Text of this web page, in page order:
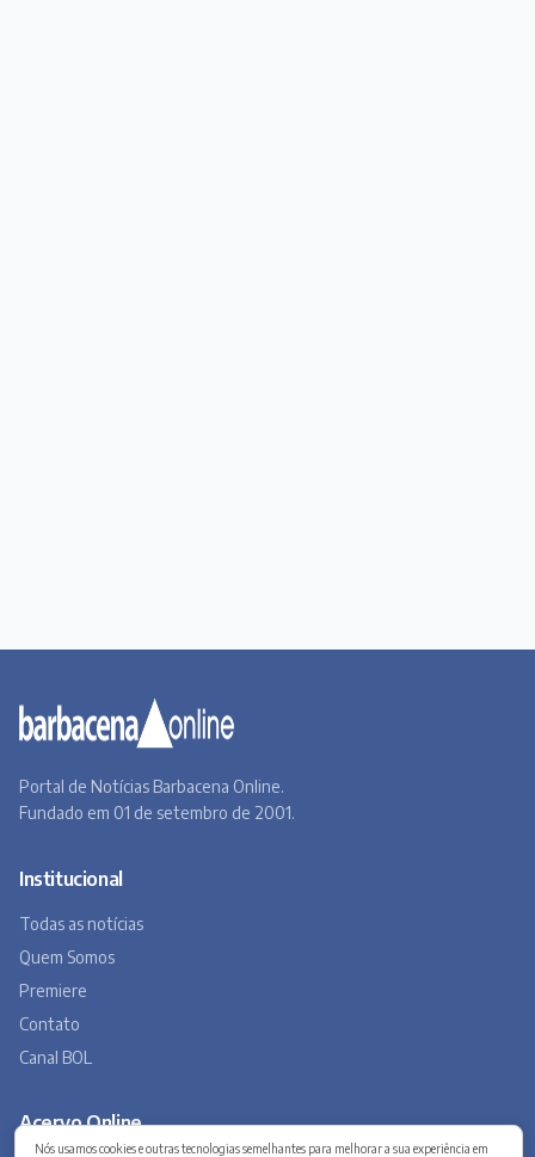
Nós usamos cookies e outras tecnologias semelhantes para melhorar a sua experiência em
Portal de Notícias Barbacena Online.
Fundado em 01 de setembro de 2001.
Institucional
Todas as notícias
Quem Somos
Premiere
Contato
Canal BOL
Acervo Online